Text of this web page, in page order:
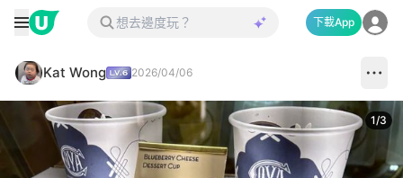
下載App
Kat Wong 2026/04/06
1/3